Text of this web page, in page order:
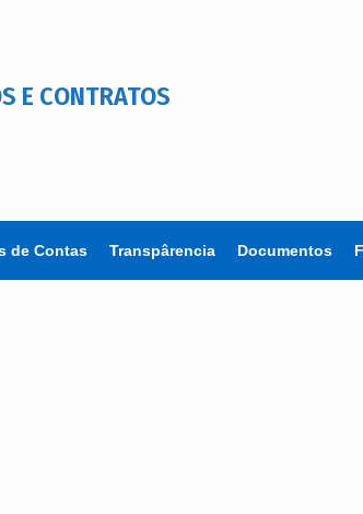
E CONTRATOS
de Contas Transpârencia Documentos